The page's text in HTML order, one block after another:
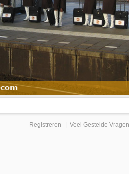
Registreren Veel Gestelde Vragen